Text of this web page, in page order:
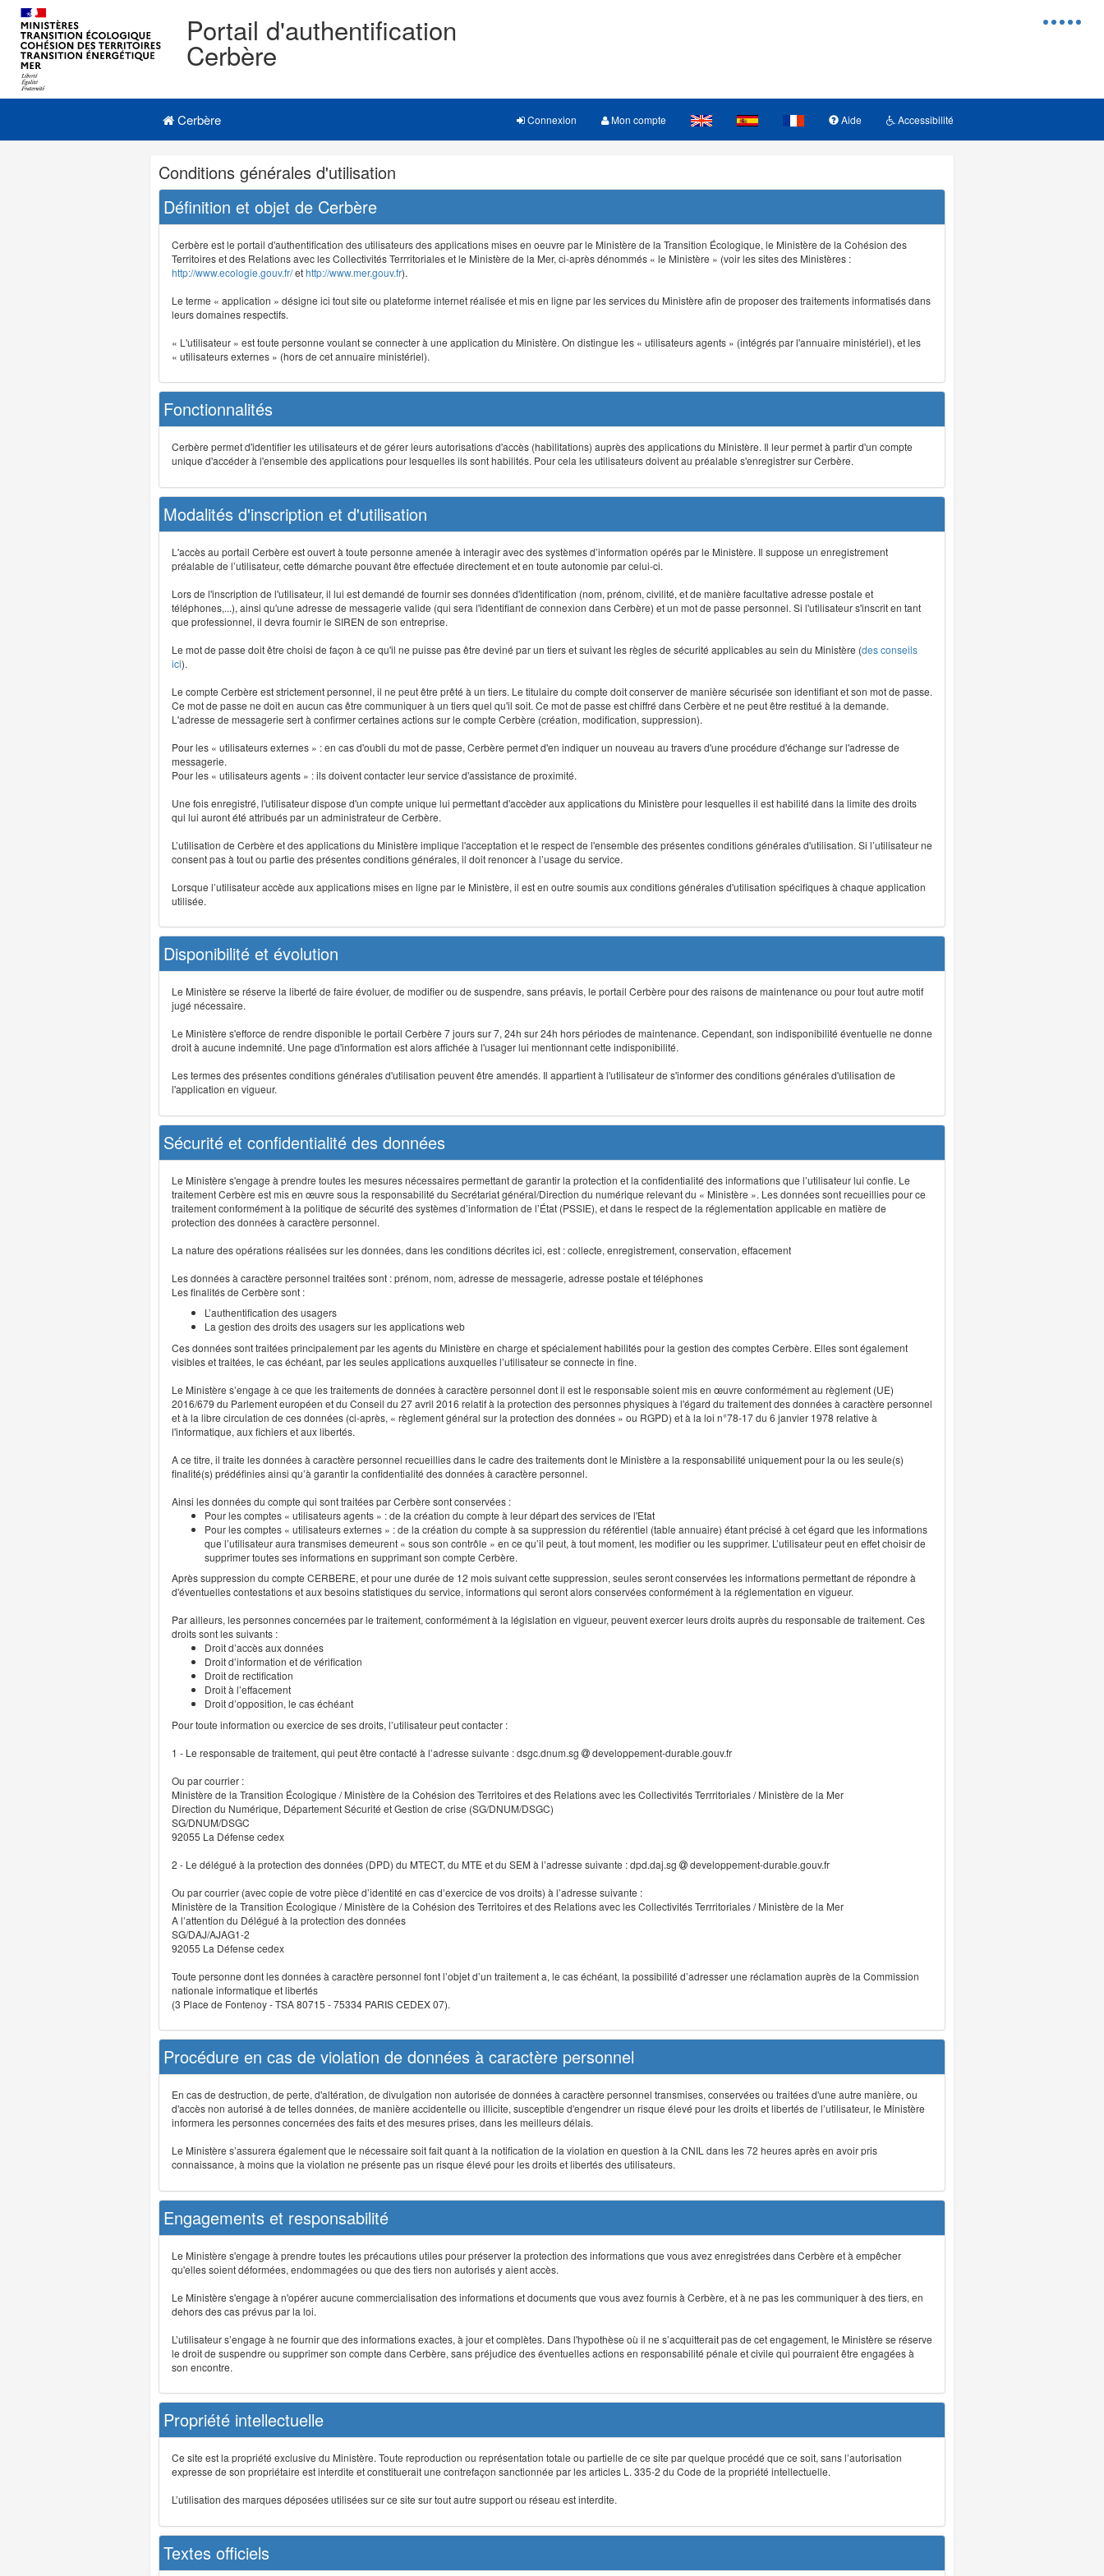
Menu
Portail d'authentification
Cerbère
Navigation
Menu principal
Cerbère Connexion Mon compte Aide Accessibilité
Navigation
et
outils
annexes
Conditions générales d'utilisation
Définition et objet de Cerbère
Cerbère est le portail d'authentification des utilisateurs des applications mises en oeuvre par le Ministère de la Transition Écologique, le Ministère de la Cohésion des
Territoires et des Relations avec les Collectivités Terrritoriales et le Ministère de la Mer, ci-après dénommés « le Ministère » (voir les sites des Ministères :
http://www.ecologie.gouv.fr/ethttp://www.mer.gouv.fr).
Le terme « application » désigne ici tout site ou plateforme internet réalisée et mis en ligne par les services du Ministère afin de proposer des traitements informatisés dans
leurs domaines respectifs.
« L'utilisateur » est toute personne voulant se connecter à une application du Ministère. On distingue les « utilisateurs agents » (intégrés par l'annuaire ministériel), et les
« utilisateurs externes » (hors de cet annuaire ministériel).
Fonctionnalités
Cerbère permet d'identifier les utilisateurs et de gérer leurs autorisations d'accès (habilitations) auprès des applications du Ministère. Il leur permet à partir d'un compte
unique d'accéder à l'ensemble des applications pour lesquelles ils sont habilités. Pour cela les utilisateurs doivent au préalable s'enregistrer sur Cerbère.
Modalités d'inscription et d'utilisation
L'accès au portail Cerbère est ouvert à toute personne amenée à interagir avec des systèmes d’information opérés par le Ministère. Il suppose un enregistrement
préalable de l’utilisateur, cette démarche pouvant être effectuée directement et en toute autonomie par celui-ci.
Lors de l'inscription de l'utilisateur, il lui est demandé de fournir ses données d'identification (nom, prénom, civilité, et de manière facultative adresse postale et
téléphones,...), ainsi qu'une adresse de messagerie valide (qui sera l'identifiant de connexion dans Cerbère) et un mot de passe personnel. Si l'utilisateur s'inscrit en tant
que professionnel, il devra fournir le SIREN de son entreprise.
Le mot de passe doit être choisi de façon à ce qu'il ne puisse pas être deviné par un tiers et suivant les règles de sécurité applicables au sein du Ministère (des conseils
ici).
Le compte Cerbère est strictement personnel, il ne peut être prêté à un tiers. Le titulaire du compte doit conserver de manière sécurisée son identifiant et son mot de passe.
Ce mot de passe ne doit en aucun cas être communiquer à un tiers quel qu'il soit. Ce mot de passe est chiffré dans Cerbère et ne peut être restitué à la demande.
L'adresse de messagerie sert à confirmer certaines actions sur le compte Cerbère (création, modification, suppression).
Pour les « utilisateurs externes » : en cas d'oubli du mot de passe, Cerbère permet d'en indiquer un nouveau au travers d'une procédure d'échange sur l'adresse de
messagerie.
Pour les « utilisateurs agents » : ils doivent contacter leur service d'assistance de proximité.
Une fois enregistré, l'utilisateur dispose d'un compte unique lui permettant d'accèder aux applications du Ministère pour lesquelles il est habilité dans la limite des droits
qui lui auront été attribués par un administrateur de Cerbère.
L’utilisation de Cerbère et des applications du Ministère implique l'acceptation et le respect de l'ensemble des présentes conditions générales d'utilisation. Si l’utilisateur ne
consent pas à tout ou partie des présentes conditions générales, il doit renoncer à l’usage du service.
Lorsque l’utilisateur accède aux applications mises en ligne par le Ministère, il est en outre soumis aux conditions générales d'utilisation spécifiques à chaque application
utilisée.
Disponibilité et évolution
Le Ministère se réserve la liberté de faire évoluer, de modifier ou de suspendre, sans préavis, le portail Cerbère pour des raisons de maintenance ou pour tout autre motif
jugé nécessaire.
Le Ministère s'efforce de rendre disponible le portail Cerbère 7 jours sur 7, 24h sur 24h hors périodes de maintenance. Cependant, son indisponibilité éventuelle ne donne
droit à aucune indemnité. Une page d'information est alors affichée à l'usager lui mentionnant cette indisponibilité.
Les termes des présentes conditions générales d'utilisation peuvent être amendés. Il appartient à l'utilisateur de s'informer des conditions générales d'utilisation de
l'application en vigueur.
Sécurité et confidentialité des données
Le Ministère s'engage à prendre toutes les mesures nécessaires permettant de garantir la protection et la confidentialité des informations que l’utilisateur lui confie. Le
traitement Cerbère est mis en œuvre sous la responsabilité du Secrétariat général/Direction du numérique relevant du « Ministère ». Les données sont recueillies pour ce
traitement conformément à la politique de sécurité des systèmes d’information de l’État (PSSIE), et dans le respect de la réglementation applicable en matière de
protection des données à caractère personnel.
La nature des opérations réalisées sur les données, dans les conditions décrites ici, est : collecte, enregistrement, conservation, effacement
Les données à caractère personnel traitées sont : prénom, nom, adresse de messagerie, adresse postale et téléphones
Les finalités de Cerbère sont :
L’authentification des usagers
La gestion des droits des usagers sur les applications web
Ces données sont traitées principalement par les agents du Ministère en charge et spécialement habilités pour la gestion des comptes Cerbère. Elles sont également
visibles et traitées, le cas échéant, par les seules applications auxquelles l’utilisateur se connecte in fine.
Le Ministère s’engage à ce que les traitements de données à caractère personnel dont il est le responsable soient mis en œuvre conformément au règlement (UE)
2016/679 du Parlement européen et du Conseil du 27 avril 2016 relatif à la protection des personnes physiques à l'égard du traitement des données à caractère personnel
et à la libre circulation de ces données (ci-après, « règlement général sur la protection des données » ou RGPD) et à la loi n°78-17 du 6 janvier 1978 relative à
l'informatique, aux fichiers et aux libertés.
A ce titre, il traite les données à caractère personnel recueillies dans le cadre des traitements dont le Ministère a la responsabilité uniquement pour la ou les seule(s)
finalité(s) prédéfinies ainsi qu’à garantir la confidentialité des données à caractère personnel.
Ainsi les données du compte qui sont traitées par Cerbère sont conservées :
Pour les comptes « utilisateurs agents » : de la création du compte à leur départ des services de l'Etat
Pour les comptes « utilisateurs externes » : de la création du compte à sa suppression du référentiel (table annuaire) étant précisé à cet égard que les informations
que l’utilisateur aura transmises demeurent « sous son contrôle » en ce qu’il peut, à tout moment, les modifier ou les supprimer. L’utilisateur peut en effet choisir de
supprimer toutes ses informations en supprimant son compte Cerbère.
Après suppression du compte CERBERE, et pour une durée de 12 mois suivant cette suppression, seules seront conservées les informations permettant de répondre à
d'éventuelles contestations et aux besoins statistiques du service, informations qui seront alors conservées conformément à la réglementation en vigueur.
Par ailleurs, les personnes concernées par le traitement, conformément à la législation en vigueur, peuvent exercer leurs droits auprès du responsable de traitement. Ces
droits sont les suivants :
Droit d’accès aux données
Droit d’information et de vérification
Droit de rectification
Droit à l’effacement
Droit d’opposition, le cas échéant
Pour toute information ou exercice de ses droits, l’utilisateur peut contacter :
1 - Le responsable de traitement, qui peut être contacté à l’adresse suivante : dsgc.dnum.sg
developpement-durable.gouv.fr
Ou par courrier :
Ministère de la Transition Écologique / Ministère de la Cohésion des Territoires et des Relations avec les Collectivités Terrritoriales / Ministère de la Mer
Direction du Numérique, Département Sécurité et Gestion de crise (SG/DNUM/DSGC)
SG/DNUM/DSGC
92055 La Défense cedex
2 - Le délégué à la protection des données (DPD) du MTECT, du MTE et du SEM à l’adresse suivante : dpd.daj.sg
developpement-durable.gouv.fr
Ou par courrier (avec copie de votre pièce d’identité en cas d’exercice de vos droits) à l’adresse suivante :
Ministère de la Transition Écologique / Ministère de la Cohésion des Territoires et des Relations avec les Collectivités Terrritoriales / Ministère de la Mer
A l’attention du Délégué à la protection des données
SG/DAJ/AJAG1-2
92055 La Défense cedex
Toute personne dont les données à caractère personnel font l’objet d’un traitement a, le cas échéant, la possibilité d’adresser une réclamation auprès de la Commission
nationale informatique et libertés
(3 Place de Fontenoy - TSA 80715 - 75334 PARIS CEDEX 07).
Procédure en cas de violation de données à caractère personnel
En cas de destruction, de perte, d'altération, de divulgation non autorisée de données à caractère personnel transmises, conservées ou traitées d'une autre manière, ou
d'accès non autorisé à de telles données, de manière accidentelle ou illicite, susceptible d'engendrer un risque élevé pour les droits et libertés de l’utilisateur, le Ministère
informera les personnes concernées des faits et des mesures prises, dans les meilleurs délais.
Le Ministère s’assurera également que le nécessaire soit fait quant à la notification de la violation en question à la CNIL dans les 72 heures après en avoir pris
connaissance, à moins que la violation ne présente pas un risque élevé pour les droits et libertés des utilisateurs.
Engagements et responsabilité
Le Ministère s'engage à prendre toutes les précautions utiles pour préserver la protection des informations que vous avez enregistrées dans Cerbère et à empêcher
qu'elles soient déformées, endommagées ou que des tiers non autorisés y aient accès.
Le Ministère s'engage à n'opérer aucune commercialisation des informations et documents que vous avez fournis à Cerbère, et à ne pas les communiquer à des tiers, en
dehors des cas prévus par la loi.
L’utilisateur s’engage à ne fournir que des informations exactes, à jour et complètes. Dans l'hypothèse où il ne s’acquitterait pas de cet engagement, le Ministère se réserve
le droit de suspendre ou supprimer son compte dans Cerbère, sans préjudice des éventuelles actions en responsabilité pénale et civile qui pourraient être engagées à
son encontre.
Propriété intellectuelle
Ce site est la propriété exclusive du Ministère. Toute reproduction ou représentation totale ou partielle de ce site par quelque procédé que ce soit, sans l’autorisation
expresse de son propriétaire est interdite et constituerait une contrefaçon sanctionnée par les articles L. 335-2 du Code de la propriété intellectuelle.
L’utilisation des marques déposées utilisées sur ce site sur tout autre support ou réseau est interdite.
Textes officiels